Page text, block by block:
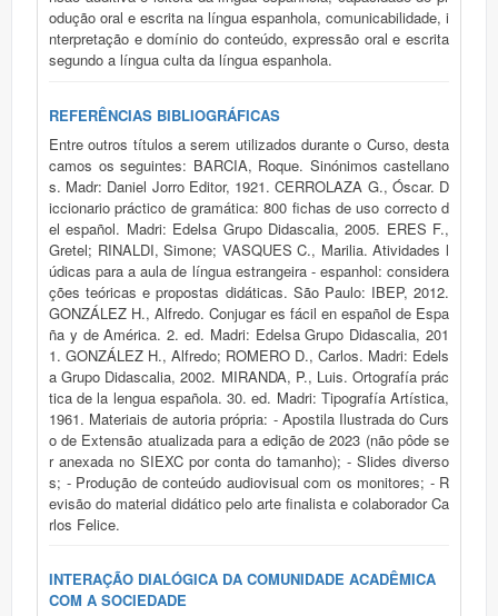
REFERÊNCIAS BIBLIOGRÁFICAS
Entre outros títulos a serem utilizados durante o Curso, desta
camos os seguintes: BARCIA, Roque. Sinónimos castellano
s. Madr: Daniel Jorro Editor, 1921. CERROLAZA G., Óscar. D
iccionario práctico de gramática: 800 fichas de uso correcto d
el español. Madri: Edelsa Grupo Didascalia, 2005. ERES F.,
Gretel; RINALDI, Simone; VASQUES C., Marilia. Atividades l
údicas para a aula de língua estrangeira - espanhol: considera
ções teóricas e propostas didáticas. São Paulo: IBEP, 2012.
GONZÁLEZ H., Alfredo. Conjugar es fácil en español de Espa
ña y de América. 2. ed. Madri: Edelsa Grupo Didascalia, 201
1. GONZÁLEZ H., Alfredo; ROMERO D., Carlos. Madri: Edels
a Grupo Didascalia, 2002. MIRANDA, P., Luis. Ortografía prác
tica de la lengua española. 30. ed. Madri: Tipografía Artística,
1961. Materiais de autoria própria: - Apostila Ilustrada do Curs
o de Extensão atualizada para a edição de 2023 (não pôde se
r anexada no SIEXC por conta do tamanho); - Slides diverso
s; - Produção de conteúdo audiovisual com os monitores; - R
evisão do material didático pelo arte finalista e colaborador Ca
rlos Felice.
INTERAÇÃO DIALÓGICA DA COMUNIDADE ACADÊMICA
COM A SOCIEDADE